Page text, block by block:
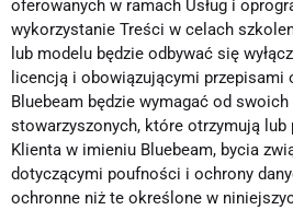
oferowanych w ramach Usług i
wykorzystanie Treści w celach
lub modelu będzie odbywać się
licencją i obowiązującymi przepisami
Bluebeam będzie wymagać od
stowarzyszonych, które otrzymują lub
Klienta w imieniu Bluebeam, bycia
dotyczącymi poufności i ochrony
ochronne niż te określone w